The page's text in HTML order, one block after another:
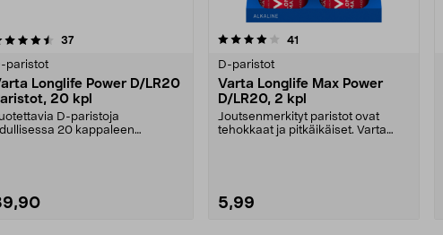
37arvostelut
paristot
Longlife Power D/LR20
20 kpl
D-paristoja
20 kappaleen
4.0 viidestä
41
D-paristot
Varta Longlife Max Power
D/LR20, 2 kpl
Joutsenmerkityt paristot ovat
tehokkaat ja pitkäikäiset. Varta
5,99
4.5 viidestä